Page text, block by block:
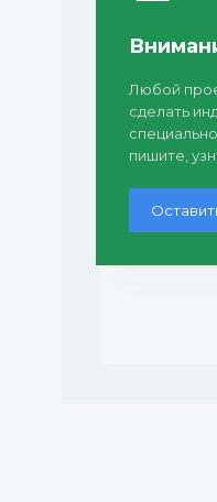
Любой
сделать
пишите,